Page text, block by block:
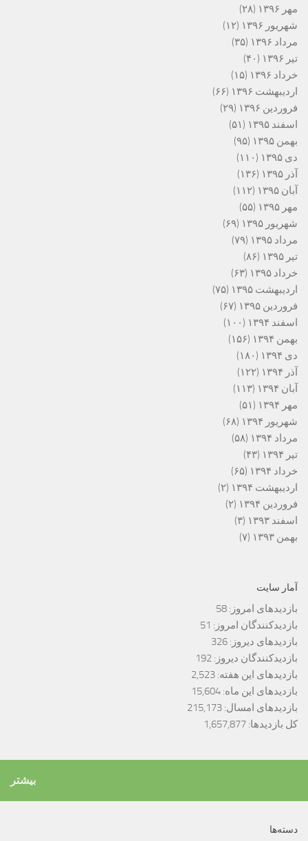
مهر ۱۳۹۶
(۲۸)
شهریور ۱۳۹۶
(۱۲)
مرداد ۱۳۹۶
(۳۵)
تیر ۱۳۹۶
(۴۰)
خرداد ۱۳۹۶
(۱۵)
اردیبهشت ۱۳۹۶
(۶۶)
فروردین ۱۳۹۶
(۲۹)
اسفند ۱۳۹۵
(۵۱)
بهمن ۱۳۹۵
(۹۵)
دی ۱۳۹۵
(۱۱۰)
آذر ۱۳۹۵
(۱۳۶)
آبان ۱۳۹۵
(۱۱۲)
مهر ۱۳۹۵
(۵۵)
شهریور ۱۳۹۵
(۶۹)
مرداد ۱۳۹۵
(۷۹)
تیر ۱۳۹۵
(۸۶)
خرداد ۱۳۹۵
(۶۳)
اردیبهشت ۱۳۹۵
(۷۵)
فروردین ۱۳۹۵
(۶۷)
اسفند ۱۳۹۴
(۱۰۰)
بهمن ۱۳۹۴
(۱۵۶)
دی ۱۳۹۴
(۱۸۰)
آذر ۱۳۹۴
(۱۲۲)
آبان ۱۳۹۴
(۱۱۳)
مهر ۱۳۹۴
(۵۱)
شهریور ۱۳۹۴
(۶۸)
مرداد ۱۳۹۴
(۵۸)
تیر ۱۳۹۴
(۴۳)
خرداد ۱۳۹۴
(۶۵)
اردیبهشت ۱۳۹۴
(۲)
فروردین ۱۳۹۴
(۲)
اسفند ۱۳۹۳
(۳)
بهمن ۱۳۹۳
(۷)
آمار سایت
بازدیدهای امروز: 58
بازدیدکنندگان امروز: 51
بازدیدهای دیروز: 326
بازدیدکنندگان دیروز: 192
بازدیدهای این هفته: 2,523
بازدیدهای این ماه: 15,604
بازدیدهای امسال: 215,173
کل بازدیدها: 1,657,877
بیشتر
دسته‌ها